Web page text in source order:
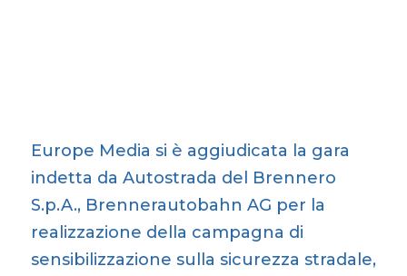
Europe Media si è aggiudicata la gara
indetta da Autostrada del Brennero
S.p.A., Brennerautobahn AG per la
realizzazione della campagna di
sensibilizzazione sulla sicurezza stradale,